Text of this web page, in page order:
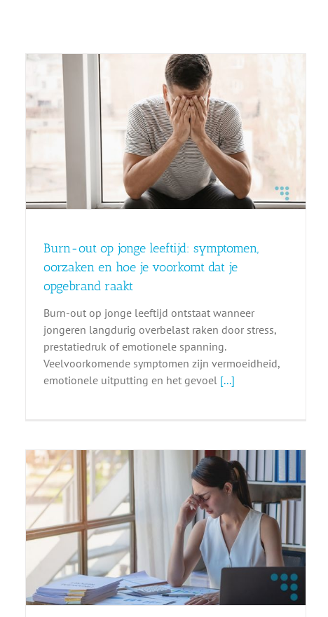
Burn-out op jonge leeftijd: symptomen,
oorzaken en hoe je voorkomt dat je
opgebrand raakt
Burn-out op jonge leeftijd ontstaat wanneer
jongeren langdurig overbelast raken door stress,
prestatiedruk of emotionele spanning.
Veelvoorkomende symptomen zijn vermoeidheid,
emotionele uitputting en het gevoel [...]